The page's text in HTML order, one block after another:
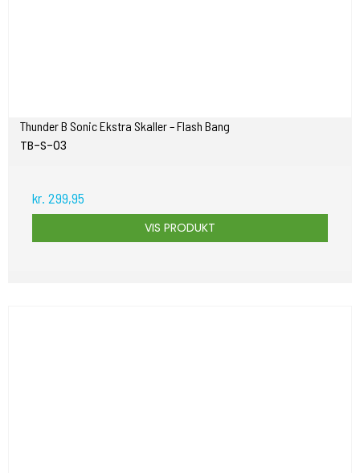
Thunder B Sonic Ekstra Skaller – Flash Bang
TB-S-03
kr. 299,95
VIS PRODUKT